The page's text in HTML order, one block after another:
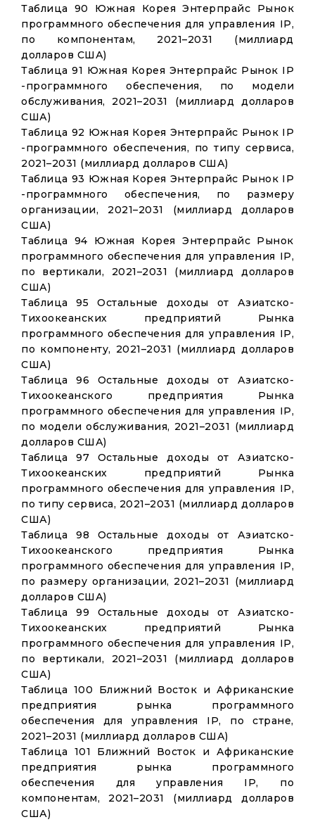
Таблица 90 Южная Корея Энтерпрайс Рынок
программного обеспечения для управления IP,
по компонентам, 2021–2031 (миллиард
долларов США)
Таблица 91 Южная Корея Энтерпрайс Рынок IP
-программного обеспечения, по модели
обслуживания, 2021–2031 (миллиард долларов
США)
Таблица 92 Южная Корея Энтерпрайс Рынок IP
-программного обеспечения, по типу сервиса,
2021–2031 (миллиард долларов США)
Таблица 93 Южная Корея Энтерпрайс Рынок IP
-программного обеспечения, по размеру
организации, 2021–2031 (миллиард долларов
США)
Таблица 94 Южная Корея Энтерпрайс Рынок
программного обеспечения для управления IP,
по вертикали, 2021–2031 (миллиард долларов
США)
Таблица 95 Остальные доходы от Азиатско-
Тихоокеанских предприятий Рынка
программного обеспечения для управления IP,
по компоненту, 2021–2031 (миллиард долларов
США)
Таблица 96 Остальные доходы от Азиатско-
Тихоокеанского предприятия Рынка
программного обеспечения для управления IP,
по модели обслуживания, 2021–2031 (миллиард
долларов США)
Таблица 97 Остальные доходы от Азиатско-
Тихоокеанских предприятий Рынка
программного обеспечения для управления IP,
по типу сервиса, 2021–2031 (миллиард долларов
США)
Таблица 98 Остальные доходы от Азиатско-
Тихоокеанского предприятия Рынка
программного обеспечения для управления IP,
по размеру организации, 2021–2031 (миллиард
долларов США)
Таблица 99 Остальные доходы от Азиатско-
Тихоокеанских предприятий Рынка
программного обеспечения для управления IP,
по вертикали, 2021–2031 (миллиард долларов
США)
Таблица 100 Ближний Восток и Африканские
предприятия рынка программного
обеспечения для управления IP, по стране,
2021–2031 (миллиард долларов США)
Таблица 101 Ближний Восток и Африканские
предприятия рынка программного
обеспечения для управления IP, по
компонентам, 2021–2031 (миллиард долларов
США)